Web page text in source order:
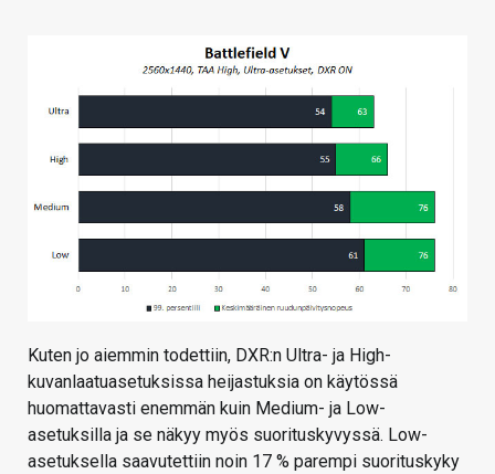
Kuten jo aiemmin todettiin, DXR:n Ultra- ja High-
kuvanlaatuasetuksissa heijastuksia on käytössä
huomattavasti enemmän kuin Medium- ja Low-
asetuksilla ja se näkyy myös suorituskyvyssä. Low-
asetuksella saavutettiin noin 17 % parempi suorituskyky